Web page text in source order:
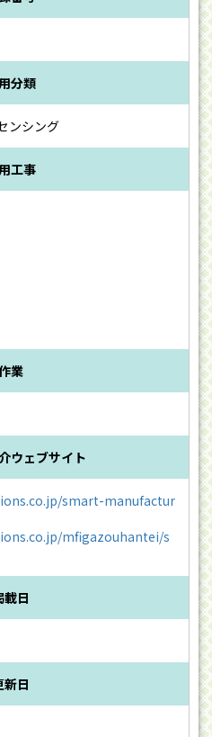
分類
ンシング
工事
業
ウェブサイト
smart-manufactur
mfigazouhantei/s
載日
新日